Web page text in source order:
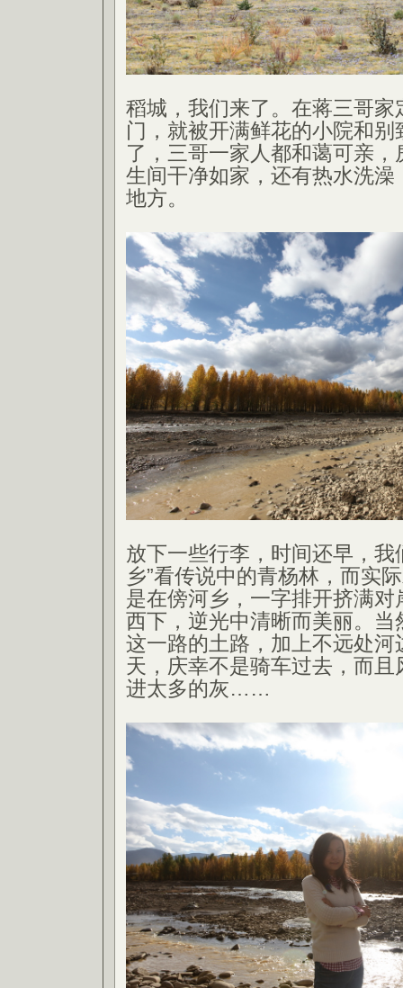
稻城，我们来了。在蒋三哥家
门，就被开满鲜花的小院和
了，三哥一家人都和蔼可亲
生间干净如家，还有热水洗澡
地方。
放下一些行李，时间还早，我
乡”看传说中的青杨林，而实
是在傍河乡，一字排开挤满
西下，逆光中清晰而美丽。当
这一路的土路，加上不远处河
天，庆幸不是骑车过去，而
进太多的灰……